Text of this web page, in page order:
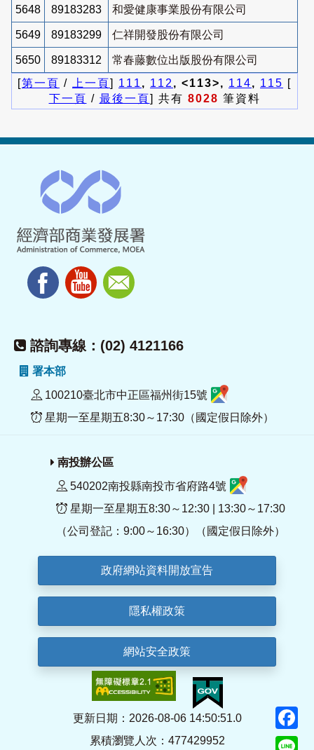
5648 89183283 和愛健康事業股份有限公司
5649 89183299 仁祥開發股份有限公司
5650 89183312
常春藤數位出版股份有限公司
[第一頁 / 上一頁] 111 , 112 , <113>, 114, 115 [
下一頁 / 最後一頁] 共有 8028 筆資料
諮詢專線：(02) 4121166
署本部
100210臺北市中正區福州街15號
星期一至星期五8:30～17:30（國定假日除外）
南投辦公區
540202南投縣南投市省府路4號
星期一至星期五8:30～12:30 | 13:30～17:30
（公司登記：9:00～16:30）（國定假日除外）
政府網站資料開放宣告
隱私權政策
網站安全政策
更新日期：2026-08-06 14:50:51.0
累積瀏覽人次：477429952